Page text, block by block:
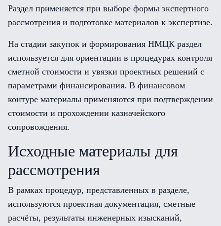
Раздел применяется при выборе формы экспертного
рассмотрения и подготовке материалов к экспертизе.
На стадии закупок и формирования НМЦК раздел
используется для ориентации в процедурах контроля
сметной стоимости и увязки проектных решений с
параметрами финансирования. В финансовом
контуре материалы применяются при подтверждении
стоимости и прохождении казначейского
сопровождения.
Исходные материалы для
рассмотрения
В рамках процедур, представленных в разделе,
используются проектная документация, сметные
расчёты, результаты инженерных изысканий,